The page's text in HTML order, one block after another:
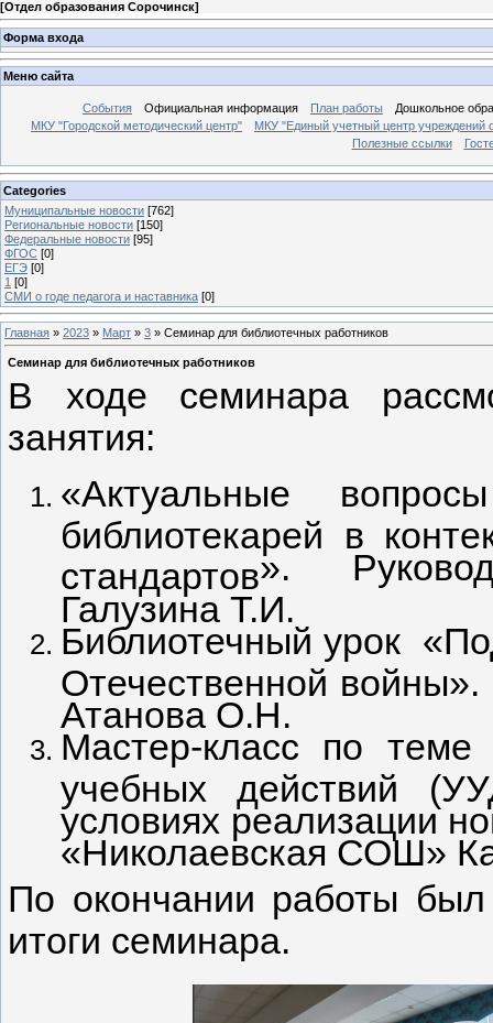
[Отдел образования Сорочинск]
Форма входа
Меню сайта
События Официальная информация План работы
Дошкольное
МКУ "Городской методический центр"
МКУ "Единый учетный центр учреждений
Полезные ссылки
Categories
Муниципальные новости [762]
Региональные новости [150]
Федеральные новости [95]
ФГОС [0]
ЕГЭ [0]
1 [0]
СМИ о годе педагога и наставника [0]
Главная » 2023 » Март » 3 » Семинар для библиотечных работников
Семинар для библиотечных работников
В ходе семинара
занятия:
«Актуальные
библиотекарей в
стандартов».
Галузина Т.И.
Библиотечный урок
Отечественной
Атанова О.Н.
Мастер-класс по теме
учебных действий
условиях реализации
«Николаевская СОШ»
По окончании работы
итоги семинара.